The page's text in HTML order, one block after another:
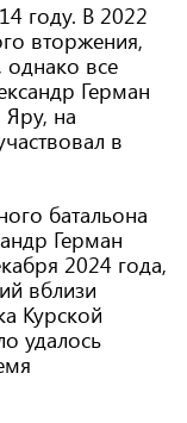
году. В 2022
вторжения,
все
Герман
на
в
батальона
Герман
2024 года,
вблизи
Курской
удалось